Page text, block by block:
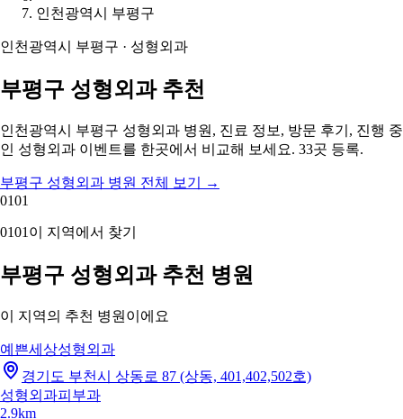
인천광역시 부평구
인천광역시 부평구 · 성형외과
부평구 성형외과 추천
인천광역시 부평구 성형외과 병원, 진료 정보, 방문 후기, 진행 중
인 성형외과 이벤트를 한곳에서 비교해 보세요. 33곳 등록.
부평구 성형외과 병원 전체 보기
→
0101
0101 이 지역에서 찾기
부평구 성형외과 추천 병원
이 지역의 추천 병원이에요
예쁜세상성형외과
경기도 부천시 상동로 87 (상동, 401,402,502호)
성형외과피부과
2.9km